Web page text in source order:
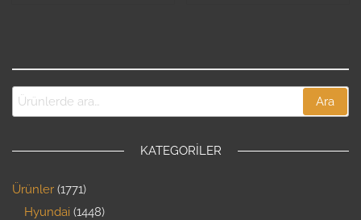
Ara
KATEGORILER
Ürünler 1771
Hyundai 1448